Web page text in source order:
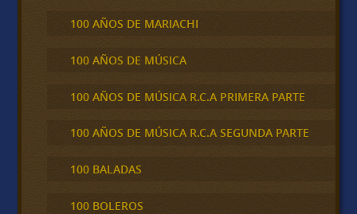
100 AÑOS DE MARIACHI
100 AÑOS DE MÚSICA
100 AÑOS DE MÚSICA R.C.A PRIMERA PARTE
100 AÑOS DE MÚSICA R.C.A SEGUNDA PARTE
100 BALADAS
100 BOLEROS